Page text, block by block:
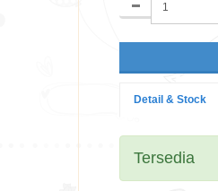
Detail & Stock
Tersedia